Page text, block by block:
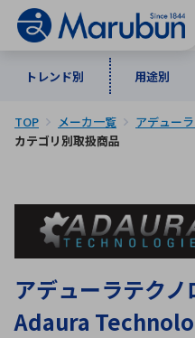
トレンド別 用途別
トレンド別
インダストリ
5G・Local
用途別
通信・ネッ
監視・セキュ
マーケット別
自動車
情報通信
商品別
半導体・電子部品
計測・測定・表示機器
メーカ一覧
あ行 か行
な行
は行
TOP メーカ一覧
アデュー
カテゴリ別取扱商品
アデューラテクノ
Adaura